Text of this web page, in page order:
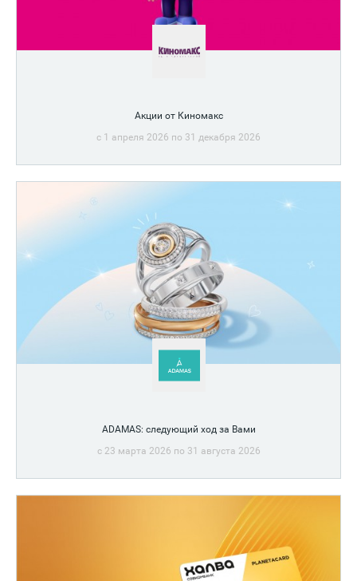
Акции от Киномакс
c 1 апреля 2026 по 31 декабря 2026
ADAMAS: следующий ход за Вами
c 23 марта 2026 по 31 августа 2026